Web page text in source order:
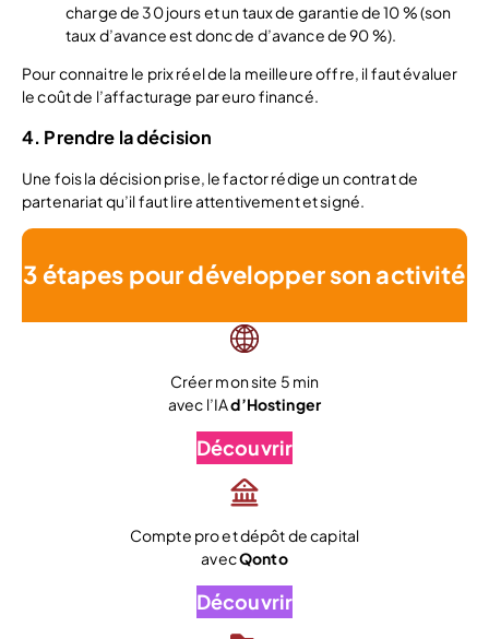
charge de 30 jours et un taux de garantie de 10 % (son
taux d’avance est donc de d’avance de 90 %).
Pour connaitre le prix réel de la meilleure offre, il faut évaluer
le coût de l’affacturage par euro financé.
4. Prendre la décision
Une fois la décision prise, le factor rédige un contrat de
partenariat qu’il faut lire attentivement et signé.
3 étapes pour développer son activité
Créer mon site 5 min
avec l’IAd’Hostinger
Découvrir
Compte pro et dépôt de capital
avecQonto
Découvrir